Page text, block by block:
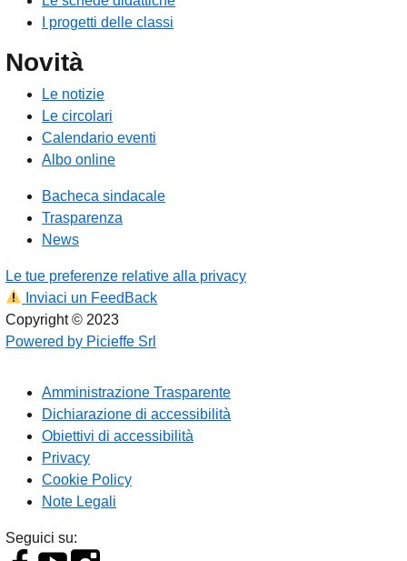
I progetti delle classi
Novità
Le notizie
Le circolari
Calendario eventi
Albo online
Bacheca sindacale
Trasparenza
News
Le tue preferenze relative alla privacy
Inviaci un FeedBack
Copyright © 2023
Powered by Picieffe Srl
Amministrazione Trasparente
Dichiarazione di accessibilità
Obiettivi di accessibilità
Privacy
Cookie Policy
Note Legali
Seguici su: